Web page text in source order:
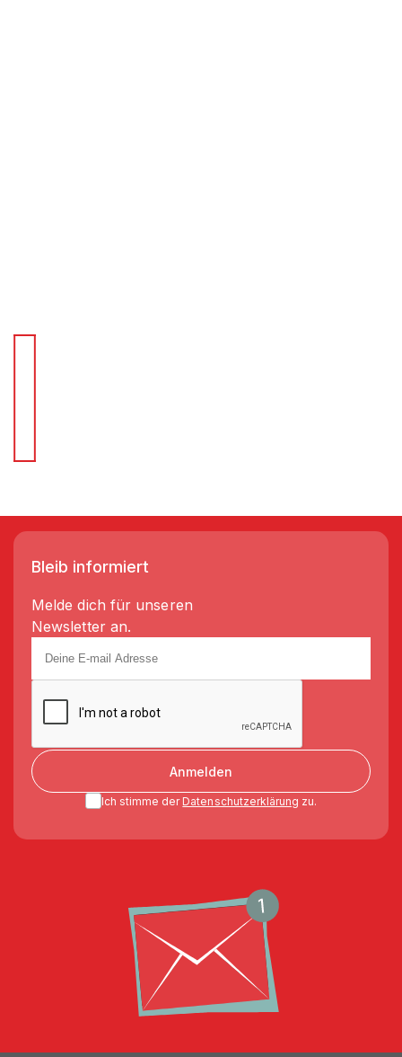
Bleib informiert
Melde dich für unseren
Newsletter an.
Anmelden
Ich stimme der Datenschutzerklärung zu.